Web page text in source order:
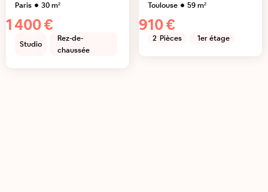
Paris 30m²
1 400 €
Studio
Rez-de-
chaussée
Toulouse 59m²
910 €
2 Pièces 1er étage